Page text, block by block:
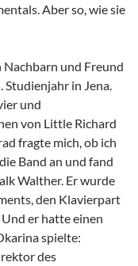
Aber so, wie sie
Nachbarn und Freund
in Jena.
und
von Little Richard
fragte mich, ob ich
Band an und fand
Walther. Er wurde
den Klavierpart
er hatte einen
spielte:
des